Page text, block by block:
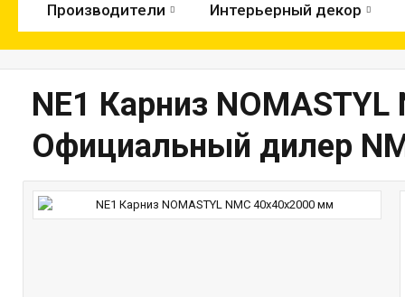
Производители Интерьерный декор
NE1 Карниз
Официальный дилер